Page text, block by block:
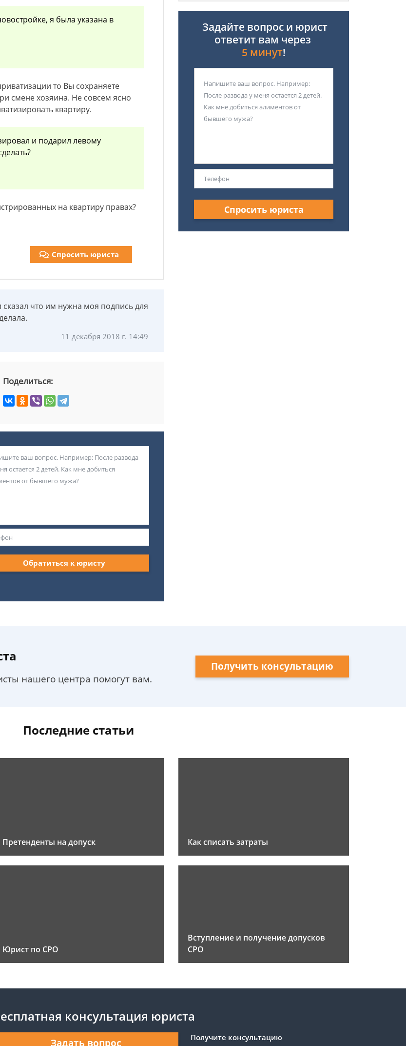
я была указана в
то Вы сохраняете
смене хозяина. Не совсем ясно
квартиру.
и подарил левому
на квартиру правах?
Спросить юриста
что им нужна моя подпись для
11 декабря 2018 г. 14:49
Поделиться:
Обратиться к юристу
Задайте вопрос и юрист
ответит вам через
5 минут!
Спросить юриста
нашего центра помогут вам.
Получить консультацию
Последние статьи
Претенденты на допуск Как списать затраты
Юрист по СРО
Вступление и получение допусков
СРО
консультация юриста
Задать вопрос
Получите консультацию